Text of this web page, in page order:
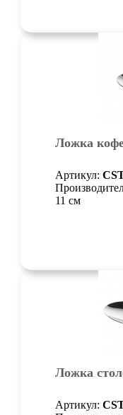
Ложка
Артикул:
11 см
Ложка
Артикул: